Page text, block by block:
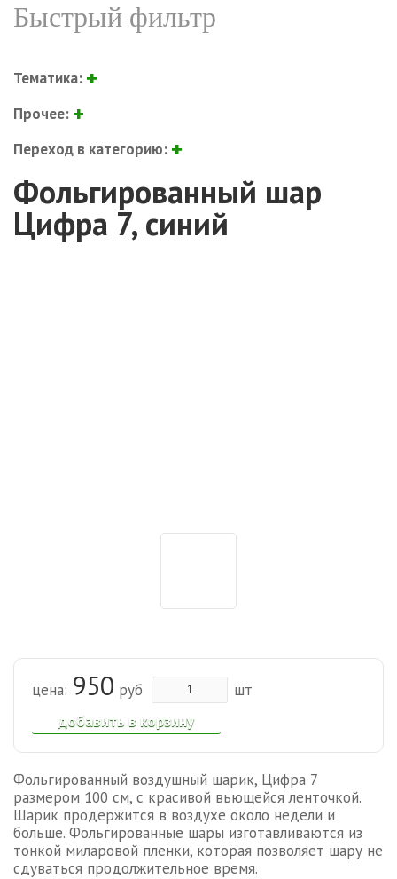
Быстрый фильтр
Тематика:
Прочее:
Переход в категорию:
Фольгированный шар
Цифра 7, синий
добавить в корзину
цена: 950 руб шт
Фольгированный воздушный шарик, Цифра 7
размером 100 см, с красивой вьющейся ленточкой.
Шарик продержится в воздухе около недели и
больше. Фольгированные шары изготавливаются из
тонкой миларовой пленки, которая позволяет шару не
сдуваться продолжительное время.